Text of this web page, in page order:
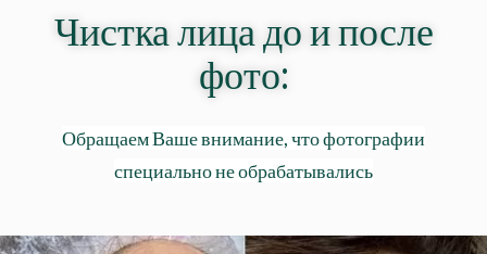
Чистка лица до и после
фото:
Обращаем Ваше внимание, что фотографии
специально не обрабатывались